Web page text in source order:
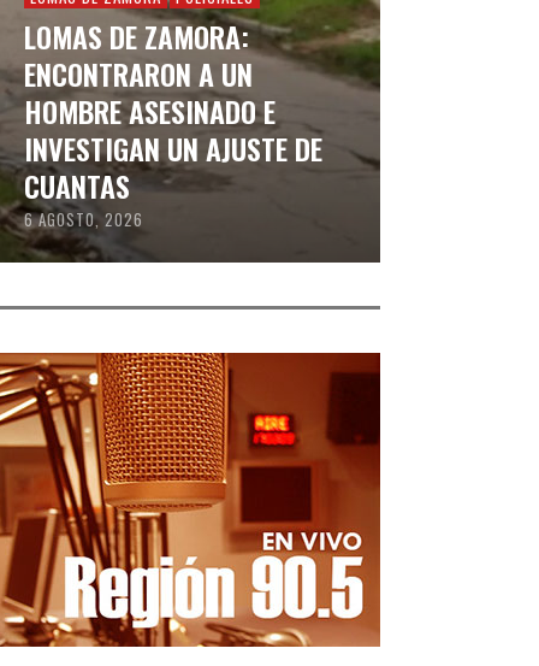
LOMAS DE ZAMORA:
ENCONTRARON A UN
HOMBRE ASESINADO E
INVESTIGAN UN AJUSTE DE
CUANTAS
6 AGOSTO, 2026